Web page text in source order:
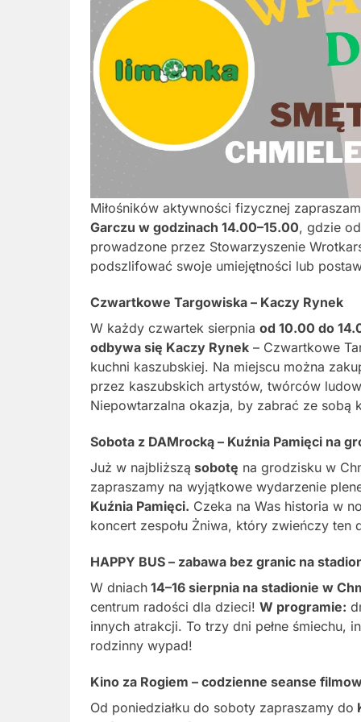
Miłośników aktywności fizycznej
Garczu w godzinach 14.00–15.00, gdzie
prowadzone przez Stowarzyszenie
podszlifować swoje umiejętności lub
Czwartkowe Targowiska – Kaczy Rynek
W każdy czwartek sierpnia od 10.00 do
odbywa się Kaczy Rynek – Czwartkowe
kuchni kaszubskiej. Na miejscu można
przez kaszubskich artystów, twórców
Niepowtarzalna okazja, by zabrać ze sobą
Sobota z DAMrocką – Kuźnia Pamięci na
Już w najbliższą sobotę na grodzisku w
zapraszamy na wyjątkowe wydarzenie
Kuźnia Pamięci. Czeka na Was historia w
koncert zespołu Żniwa, który zwieńczy
HAPPY BUS – zabawa bez granic na
W dniach 14–16 sierpnia na stadionie w
centrum radości dla dzieci! W programie:
innych atrakcji. To trzy dni pełne śmiechu,
rodzinny wypad!
Kino za Rogiem – codzienne seanse
Od poniedziałku do soboty zapraszamy do